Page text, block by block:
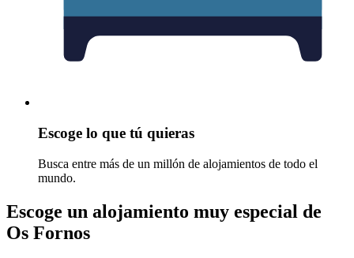
Escoge lo que tú quieras
Busca entre más de un millón de alojamientos de todo el
mundo.
Escoge un alojamiento muy especial de
Os Fornos